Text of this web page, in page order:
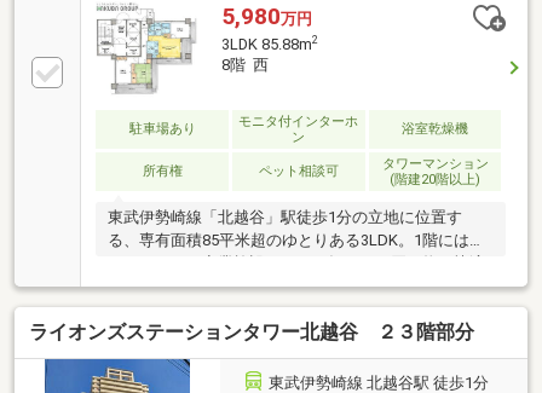
5,980万円
3LDK 85.88m2
8階 西
駐車場あり
モニタ付インターホ
ン
浴室乾燥機
所有権 ペット相談可
タワーマンション
(階建20階以上)
東武伊勢崎線「北越谷」駅徒歩1分の立地に位置す
る、専有面積85平米超のゆとりある3LDK。1階にはス
ーパーなどの商業施設があり、毎日のお買い物も快適
です。室内はフルリフォーム予定のため、新生活を気
持ちよくスタートできます。バルコニーからはスカイ
ツリーを望める開放感も魅力。通勤・通学の利便性に
加え、住まいとしての快適さも兼ね備えたおすすめの
一邸です。
ライオンズステーションタワー北越谷 ２３階部分
東武伊勢崎線 北越谷駅 徒歩1分